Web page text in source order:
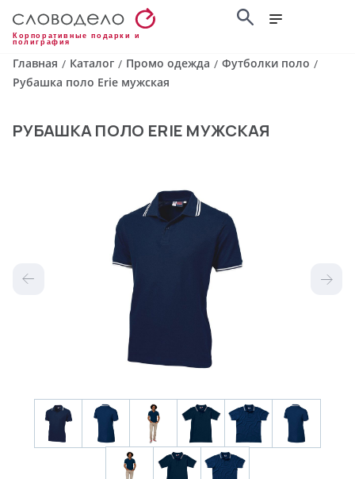
Корпоративные подарки и
полиграфия
Главная / Каталог / Промо одежда / Футболки поло /
Рубашка поло Erie мужская
РУБАШКА ПОЛО ERIE МУЖСКАЯ